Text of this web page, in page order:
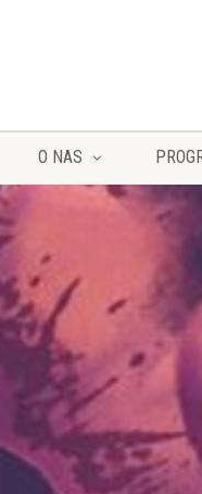
O NAS